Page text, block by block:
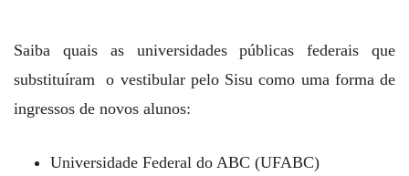
Saiba quais as universidades públicas federais que
substituíram o vestibular pelo Sisu como uma forma de
ingressos de novos alunos:
Universidade Federal do ABC (UFABC)